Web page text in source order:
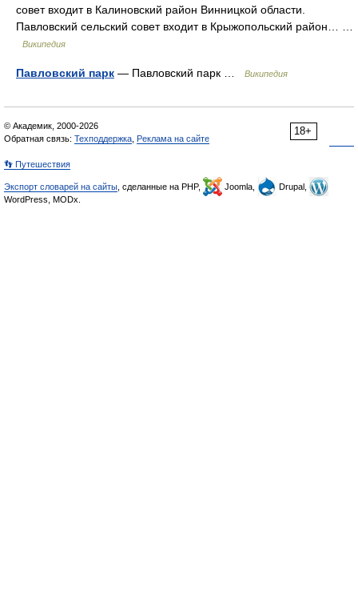
совет входит в Калиновский район Винницкой области.
Павловский сельский совет входит в Крыжопольский район… …
Википедия
Павловский парк — Павловский парк … Википедия
18+
© Академик, 2000-2026
Обратная связь: Техподдержка Реклама на сайте
👣 Путешествия
Экспорт словарей на сайты , сделанные на PHP, Joomla,
Drupal,
WordPress, MODx.